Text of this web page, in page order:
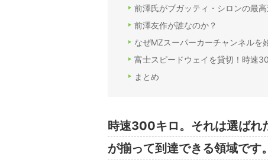
前澤氏がブガッティ・シロンの最
前澤友作が誰なのか？
なぜMZスーパーカーチャンネルを
富士スピードウェイを貸切！時速
まとめ
時速300キロ。それは選ばれ
が揃って到達できる領域で